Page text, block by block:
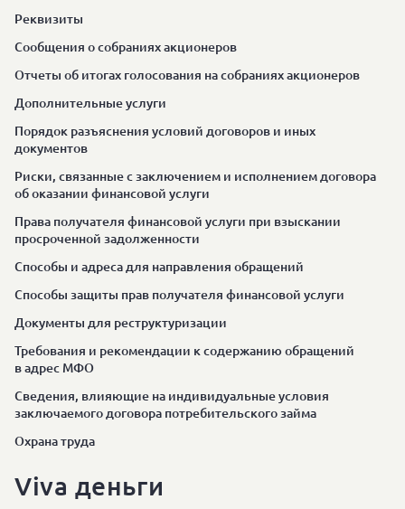
Реквизиты
Сообщения о собраниях акционеров
Отчеты об итогах голосования на собраниях акционеров
Дополнительные услуги
Порядок разъяснения условий договоров и иных
документов
Риски, связанные с заключением и исполнением договора
об оказании финансовой услуги
Права получателя финансовой услуги при взыскании
просроченной задолженности
Способы и адреса для направления обращений
Способы защиты прав получателя финансовой услуги
Документы для реструктуризации
Требования и рекомендации к содержанию обращений
в адрес МФО
Сведения, влияющие на индивидуальные условия
заключаемого договора потребительского займа
Охрана труда
Viva деньги